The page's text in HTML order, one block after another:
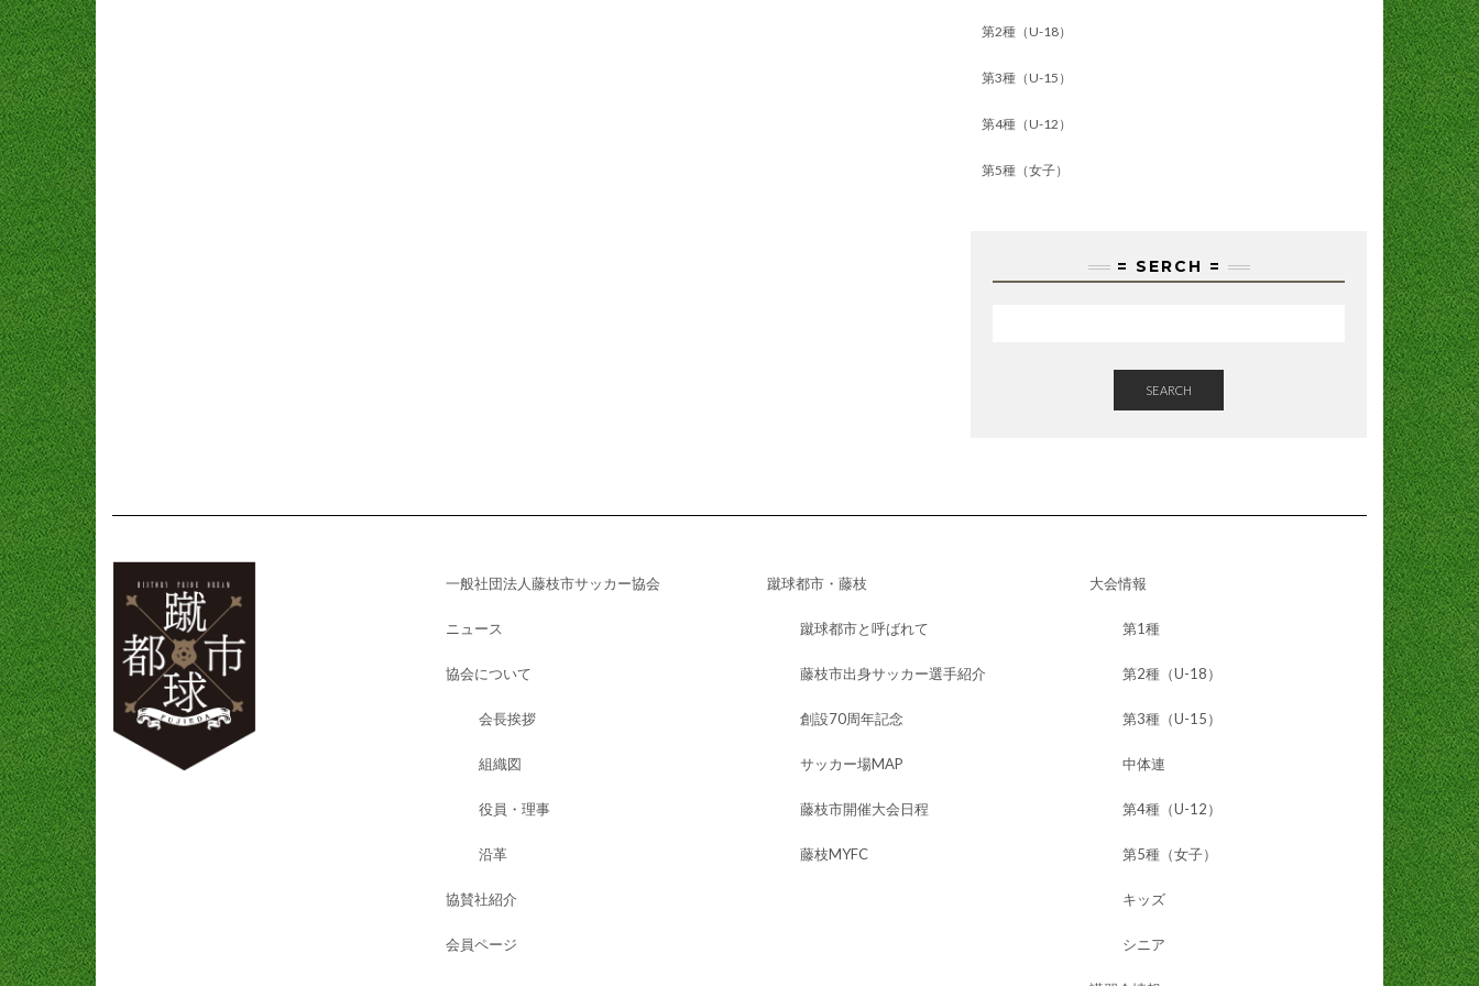
第2種（U-18）
第3種（U-15）
第4種（U-12）
第5種（女子）
= SERCH =
SEARCH
一般社団法人藤枝市サッカー協会
ニュース
協会について
会長挨拶
組織図
役員・理事
沿革
協賛社紹介
会員ページ
蹴球都市・藤枝
蹴球都市と呼ばれて
藤枝市出身サッカー選手紹介
創設70周年記念
サッカー場MAP
藤枝市開催大会日程
藤枝MYFC
大会情報
第1種
第2種（U-18）
第3種（U-15）
中体連
第4種（U-12）
第5種（女子）
キッズ
シニア